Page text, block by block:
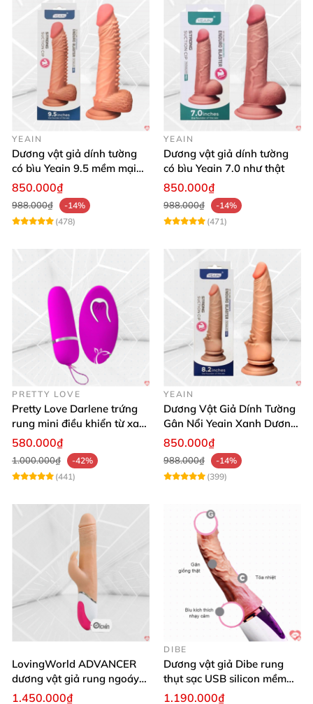
YEAIN
Dương vật giả dính tường
có bìu Yeain 9.5 mềm mại
thật
850.000₫
988.000₫
-14%
(478)
YEAIN
Dương vật giả dính tường
có bìu Yeain 7.0 như thật
850.000₫
988.000₫
-14%
(471)
PRETTY LOVE
Pretty Love Darlene trứng
rung mini điều khiển từ xa
12 chế độ rung mạnh
580.000₫
1.000.000₫
-42%
(441)
YEAIN
Dương Vật Giả Dính Tường
Gân Nổi Yeain Xanh Dương
8.2 Siêu Thật
850.000₫
988.000₫
-14%
(399)
LovingWorld ADVANCER
dương vật giả rung ngoáy
thụt 7 chế độ
1.450.000₫
DIBE
Dương vật giả Dibe rung
thụt sạc USB silicon mềm
mại thật
1.190.000₫